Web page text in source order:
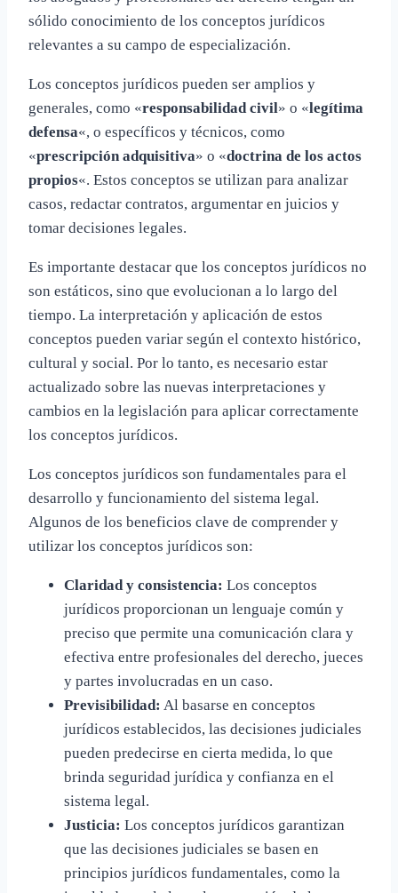
sólido conocimiento de los conceptos jurídicos
relevantes a su campo de especialización.
Los conceptos jurídicos pueden ser amplios y
generales, como «responsabilidad civil» o «legítima
defensa«, o específicos y técnicos, como
«prescripción adquisitiva» o «doctrina de los actos
propios«. Estos conceptos se utilizan para analizar
casos, redactar contratos, argumentar en juicios y
tomar decisiones legales.
Es importante destacar que los conceptos jurídicos no
son estáticos, sino que evolucionan a lo largo del
tiempo. La interpretación y aplicación de estos
conceptos pueden variar según el contexto histórico,
cultural y social. Por lo tanto, es necesario estar
actualizado sobre las nuevas interpretaciones y
cambios en la legislación para aplicar correctamente
los conceptos jurídicos.
Los conceptos jurídicos son fundamentales para el
desarrollo y funcionamiento del sistema legal.
Algunos de los beneficios clave de comprender y
utilizar los conceptos jurídicos son:
Claridad y consistencia: Los conceptos
jurídicos proporcionan un lenguaje común y
preciso que permite una comunicación clara y
efectiva entre profesionales del derecho, jueces
y partes involucradas en un caso.
Previsibilidad: Al basarse en conceptos
jurídicos establecidos, las decisiones judiciales
pueden predecirse en cierta medida, lo que
brinda seguridad jurídica y confianza en el
sistema legal.
Justicia: Los conceptos jurídicos garantizan
que las decisiones judiciales se basen en
principios jurídicos fundamentales, como la